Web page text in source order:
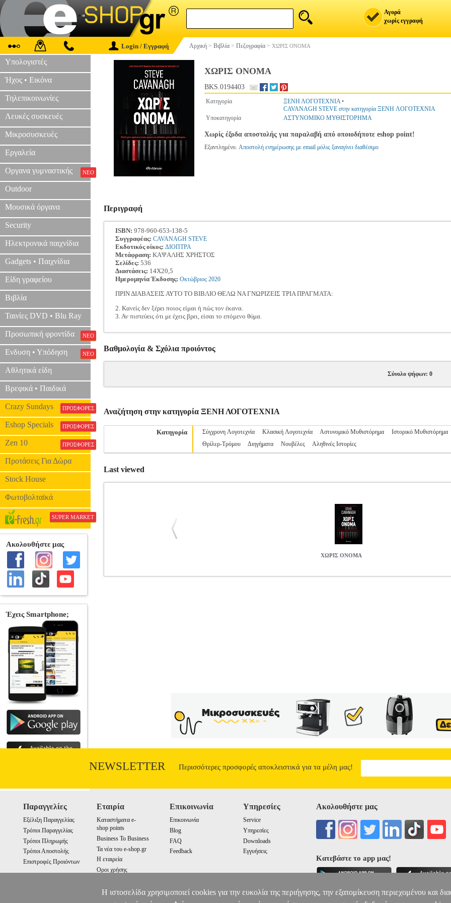
Αγορά
χωρίς εγγραφή
Login / Εγγραφή Αρχική > Βιβλία > Πεζογραφία > ΧΩΡΙΣ ΟΝΟΜΑ
Υπολογιστές
Ήχος • Εικόνα
Τηλεπικοινωνίες
Λευκές συσκευές
Μικροσυσκευές
Εργαλεία
Οργανα γυμναστικής ΝΕΟ
Outdoor
Μουσικά όργανα
Security
Ηλεκτρονικά παιχνίδια
Gadgets • Παιχνίδια
Είδη γραφείου
Βιβλία
Ταινίες DVD • Blu Ray
Προσωπική φροντίδα ΝΕΟ
Ενδυση • Υπόδηση ΝΕΟ
Αθλητικά είδη
Βρεφικά • Παιδικά
Crazy Sundays ΠΡΟΣΦΟΡΕΣ
Eshop Specials ΠΡΟΣΦΟΡΕΣ
Zen 10 ΠΡΟΣΦΟΡΕΣ
Προτάσεις Για Δώρα
Stock House
Φωτοβολταϊκά
SUPER MARKET
ΧΩΡΙΣ ΟΝΟΜΑ
BKS.0194403
Κατηγορία ΞΕΝΗ ΛΟΓΟΤΕΧΝΙΑ•
CAVANAGH STEVE στην κατηγορία ΞΕΝΗ ΛΟΓΟΤΕΧΝΙΑ
Υποκατηγορία
ΑΣΤΥΝΟΜΙΚΟ ΜΥΘΙΣΤΟΡΗΜΑ
Χωρίς έξοδα αποστολής για παραλαβή από οποιοδήποτε eshop point!
Εξαντλημένο. Αποστολή ενημέρωσης με email μόλις ξαναγίνει διαθέσιμο
Περιγραφή
ISBN: 978-960-653-138-5
Συγγραφέας: CAVANAGH STEVE
Εκδοτικός οίκος: ΔΙΟΠΤΡΑ
Μετάφραση: ΚΑΨΑΛΗΣ ΧΡΗΣΤΟΣ
Σελίδες: 536
Διαστάσεις: 14Χ20,5
Ημερομηνία Έκδοσης: Οκτώβριος 2020
ΠΡΙΝ ΔΙΑΒΑΣΕΙΣ ΑΥΤΟ ΤΟ ΒΙΒΛΙΟ ΘΕΛΩ ΝΑ ΓΝΩΡΙΖΕΙΣ ΤΡΙΑ ΠΡΑΓΜΑΤΑ:
2. Κανείς δεν ξέρει ποιος είμαι ή πώς τον έκανα.
3. Αν πιστεύεις ότι με έχεις βρει, είσαι το επόμενο θύμα.
Βαθμολογία & Σχόλια προιόντος
Σύνολο ψήφων: 0
Αναζήτηση στην κατηγορία ΞΕΝΗ ΛΟΓΟΤΕΧΝΙΑ
Κατηγορία Σύγχρονη Λογοτεχνία Κλασική Λογοτεχνία Αστυνομικό Μυθιστόρημα Ιστορικό Μυθιστόρημα
Θρίλερ-Τρόμου
Διηγήματα Νουβέλες Αληθινές Ιστορίες
Last viewed
ΧΩΡΙΣ ΟΝΟΜΑ
NEWSLETTER Περισσότερες προσφορές αποκλειστικά για τα μέλη μας!
Παραγγελίες
Εξέλιξη Παραγγελίας
Τρόποι Παραγγελίας
Τρόποι Πληρωμής
Τρόποι Αποστολής
Επιστροφές Προιόντων
Εταιρία
Καταστήματα e-
shop points
Business To Business
Τα νέα του e-shop.gr
Η εταιρεία
Οροι χρήσης
Επικοινωνία
Επικοινωνία
Blog
FAQ
Feedback
Υπηρεσίες
Service
Υπηρεσίες
Downloads
Εγγυήσεις
Ακολουθήστε μας
Κατεβάστε το app μας!
Η ιστοσελίδα χρησιμοποιεί cookies για την ευκολία της περιήγησης, την εξατομίκευση περιεχομένου και